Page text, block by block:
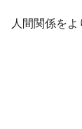
人間関係をよ